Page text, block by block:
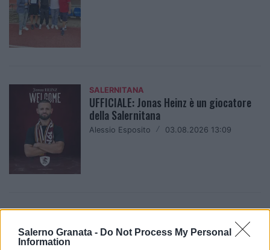
Salerno Granata - Do Not Process My Personal
Information
SALERNITANA
UFFICIALE: Jonas Heinz è un giocatore
della Salernitana
Alessio Esposito / 03.08.2026 13:09
UFFICIALE: Francesco Corriere alla Real
Aversa 1925 a titolo temporaneo